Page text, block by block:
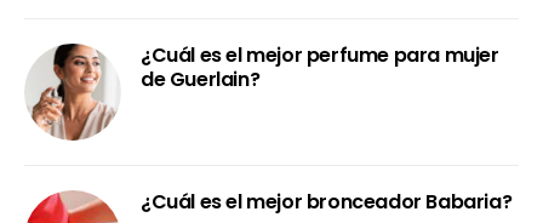
¿Cuál es el mejor perfume para mujer
de Guerlain?
¿Cuál es el mejor bronceador Babaria?